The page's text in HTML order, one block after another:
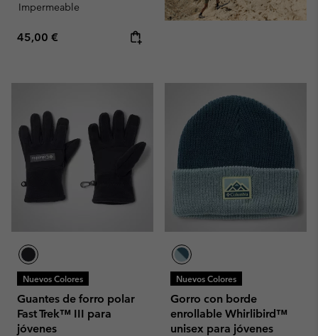
Impermeable
Regular price:
45,00 €
Nuevos Colores
Guantes de forro polar
Fast Trek™ III para
jóvenes
Nuevos Colores
Gorro con borde
enrollable Whirlibird™
unisex para jóvenes